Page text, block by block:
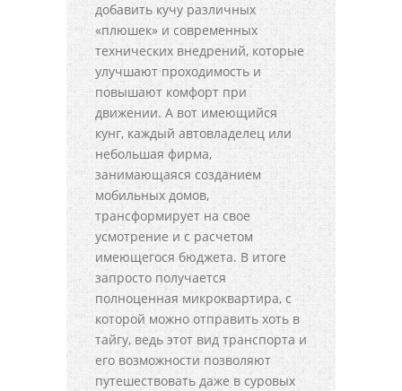
добавить кучу различных
«плюшек» и современных
технических внедрений, которые
улучшают проходимость и
повышают комфорт при
движении. А вот имеющийся
кунг, каждый автовладелец или
небольшая фирма,
занимающаяся созданием
мобильных домов,
трансформирует на свое
усмотрение и с расчетом
имеющегося бюджета. В итоге
запросто получается
полноценная микроквартира, с
которой можно отправить хоть в
тайгу, ведь этот вид транспорта и
его возможности позволяют
путешествовать даже в суровых